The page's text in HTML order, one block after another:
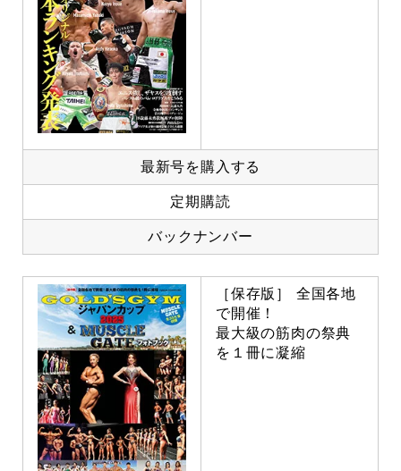
最新号を購入する
定期購読
バックナンバー
［保存版］ 全国各地
で開催！
最大級の筋肉の祭典
を１冊に凝縮